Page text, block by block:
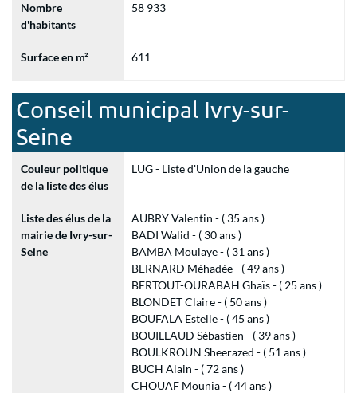
Nombre
d'habitants
58 933
Surface en m² 611
Conseil municipal Ivry-sur-
Seine
Couleur politique
de la liste des élus
LUG - Liste d'Union de la gauche
Liste des élus de la
mairie de Ivry-sur-
Seine
AUBRY Valentin - ( 35 ans )
BADI Walid - ( 30 ans )
BAMBA Moulaye - ( 31 ans )
BERNARD Méhadée - ( 49 ans )
BERTOUT-OURABAH Ghaïs - ( 25 ans )
BLONDET Claire - ( 50 ans )
BOUFALA Estelle - ( 45 ans )
BOUILLAUD Sébastien - ( 39 ans )
BOULKROUN Sheerazed - ( 51 ans )
BUCH Alain - ( 72 ans )
CHOUAF Mounia - ( 44 ans )